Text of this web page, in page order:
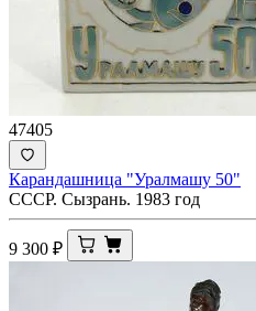
47405
Карандашница "Уралмашу 50"
СССР. Сызрань. 1983 год
9 300 ₽